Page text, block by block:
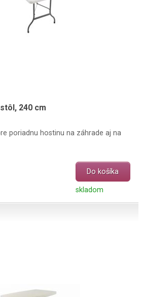
240 cm
poriadnu hostinu na záhrade aj na
Do košíka
skladom